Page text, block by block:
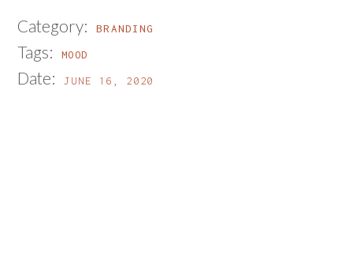
Category: BRANDING
Tags: MOOD
Date: JUNE 16, 2020